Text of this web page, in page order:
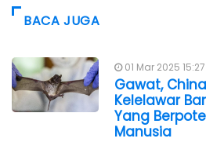
BACA JUGA
01 Mar 2025
Gawat,
Kelelawar
Yang
Manusia